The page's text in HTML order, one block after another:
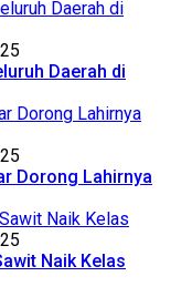
Daerah di
Dorong Lahirnya
Naik Kelas